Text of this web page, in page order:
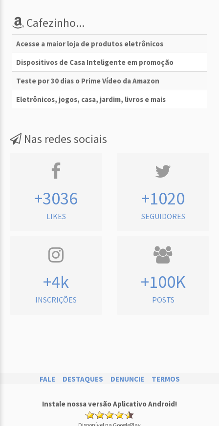
Cafezinho...
Acesse a maior loja de produtos eletrônicos
Dispositivos de Casa Inteligente em promoção
Teste por 30 dias o Prime Vídeo da Amazon
Eletrônicos, jogos, casa, jardim, livros e mais
Nas redes sociais
+3036
LIKES
+1020
SEGUIDORES
+4k
INSCRIÇÕES
+100K
POSTS
FALE DESTAQUES DENUNCIE TERMOS
Instale nossa versão Aplicativo Android!